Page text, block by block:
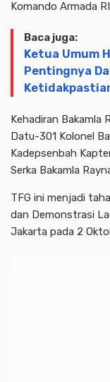
Komando Armada
Baca juga:
Ketua Umum
Pentingnya
Kehadiran Bakamla
Datu-301 Kolonel
Kadepsenbah
Serka Bakamla
TFG ini menjadi
dan Demonstrasi
Jakarta pada 2